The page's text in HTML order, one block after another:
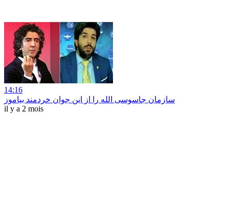
14:16
سازمان جاسوسی الله را از این جوان خردمند بیاموز
il y a 2 mois